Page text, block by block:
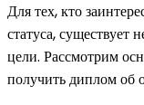
Для тех, кто
статуса, существует
цели. Рассмотрим
получить диплом об